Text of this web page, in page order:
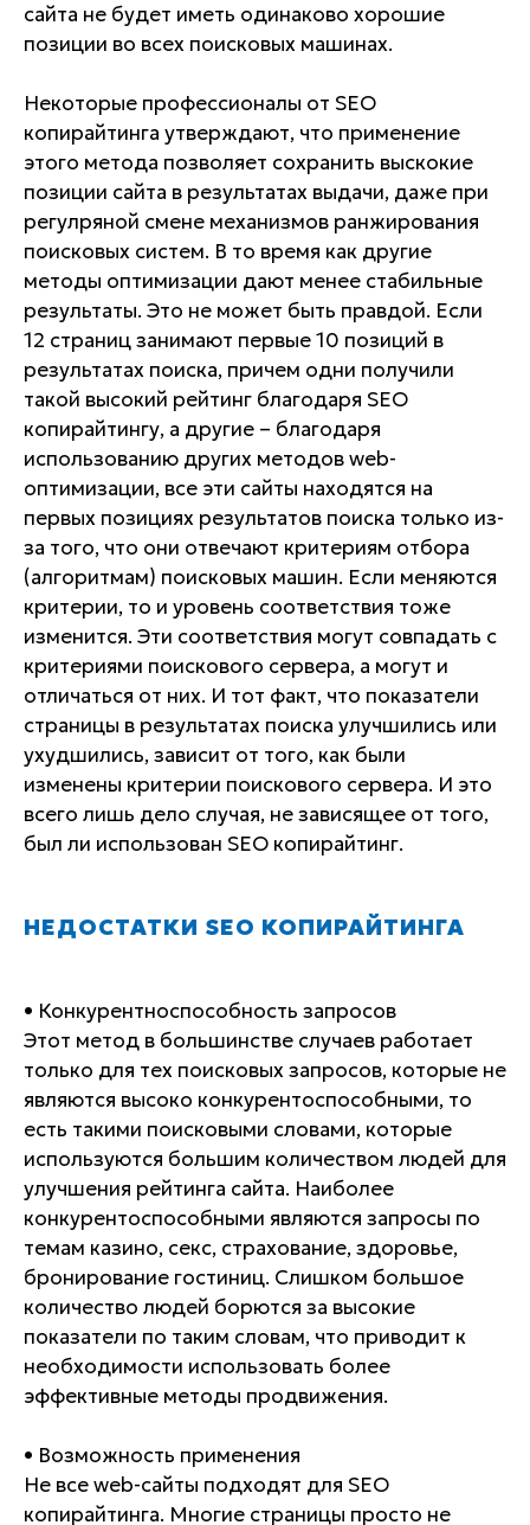
сайта не будет иметь одинаково хорошие
позиции во всех поисковых машинах.
Некоторые профессионалы от SEO
копирайтинга утверждают, что применение
этого метода позволяет сохранить выскокие
позиции сайта в результатах выдачи, даже при
регулряной смене механизмов ранжирования
поисковых систем. В то время как другие
методы оптимизации дают менее стабильные
результаты. Это не может быть правдой. Если
12 страниц занимают первые 10 позиций в
результатах поиска, причем одни получили
такой высокий рейтинг благодаря SEO
копирайтингу, а другие – благодаря
использованию других методов web-
оптимизации, все эти сайты находятся на
первых позициях результатов поиска только из-
за того, что они отвечают критериям отбора
(алгоритмам) поисковых машин. Если меняются
критерии, то и уровень соответствия тоже
изменится. Эти соответствия могут совпадать с
критериями поискового сервера, а могут и
отличаться от них. И тот факт, что показатели
страницы в результатах поиска улучшились или
ухудшились, зависит от того, как были
изменены критерии поискового сервера. И это
всего лишь дело случая, не зависящее от того,
был ли использован SEO копирайтинг.
НЕДОСТАТКИ SEO КОПИРАЙТИНГА
• Конкурентноспособность запросов
Этот метод в большинстве случаев работает
только для тех поисковых запросов, которые не
являются высоко конкурентоспособными, то
есть такими поисковыми словами, которые
используются большим количеством людей для
улучшения рейтинга сайта. Наиболее
конкурентоспособными являются запросы по
темам казино, секс, страхование, здоровье,
бронирование гостиниц. Слишком большое
количество людей борются за высокие
показатели по таким словам, что приводит к
необходимости использовать более
эффективные методы продвижения.
• Возможность применения
Не все web-сайты подходят для SEO
копирайтинга. Многие страницы просто не